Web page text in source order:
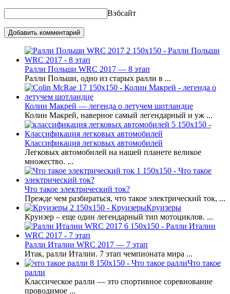
Вэбсайт
Ралли Польши WRC 2017 — 8 этап
Ралли Польши, одно из старых ралли в ...
Колин Макрей — легенда о летучем шотландце
Колин Макрей, наверное самый легендарный и уж ...
Классификация легковых автомобилей
Легковых автомобилей на нашей планете великое
множество. ...
Что такое электрический ток?
Прежде чем разбираться, что такое электрический ток, ...
Круизеры
Круизер – еще один легендарный тип мотоциклов. ...
Ралли Италии WRC 2017 — 7 этап
Итак, ралли Италии. 7 этап чемпионата мира ...
Что такое
ралли
Классическое ралли — это спортивное соревнование
проводимое ...